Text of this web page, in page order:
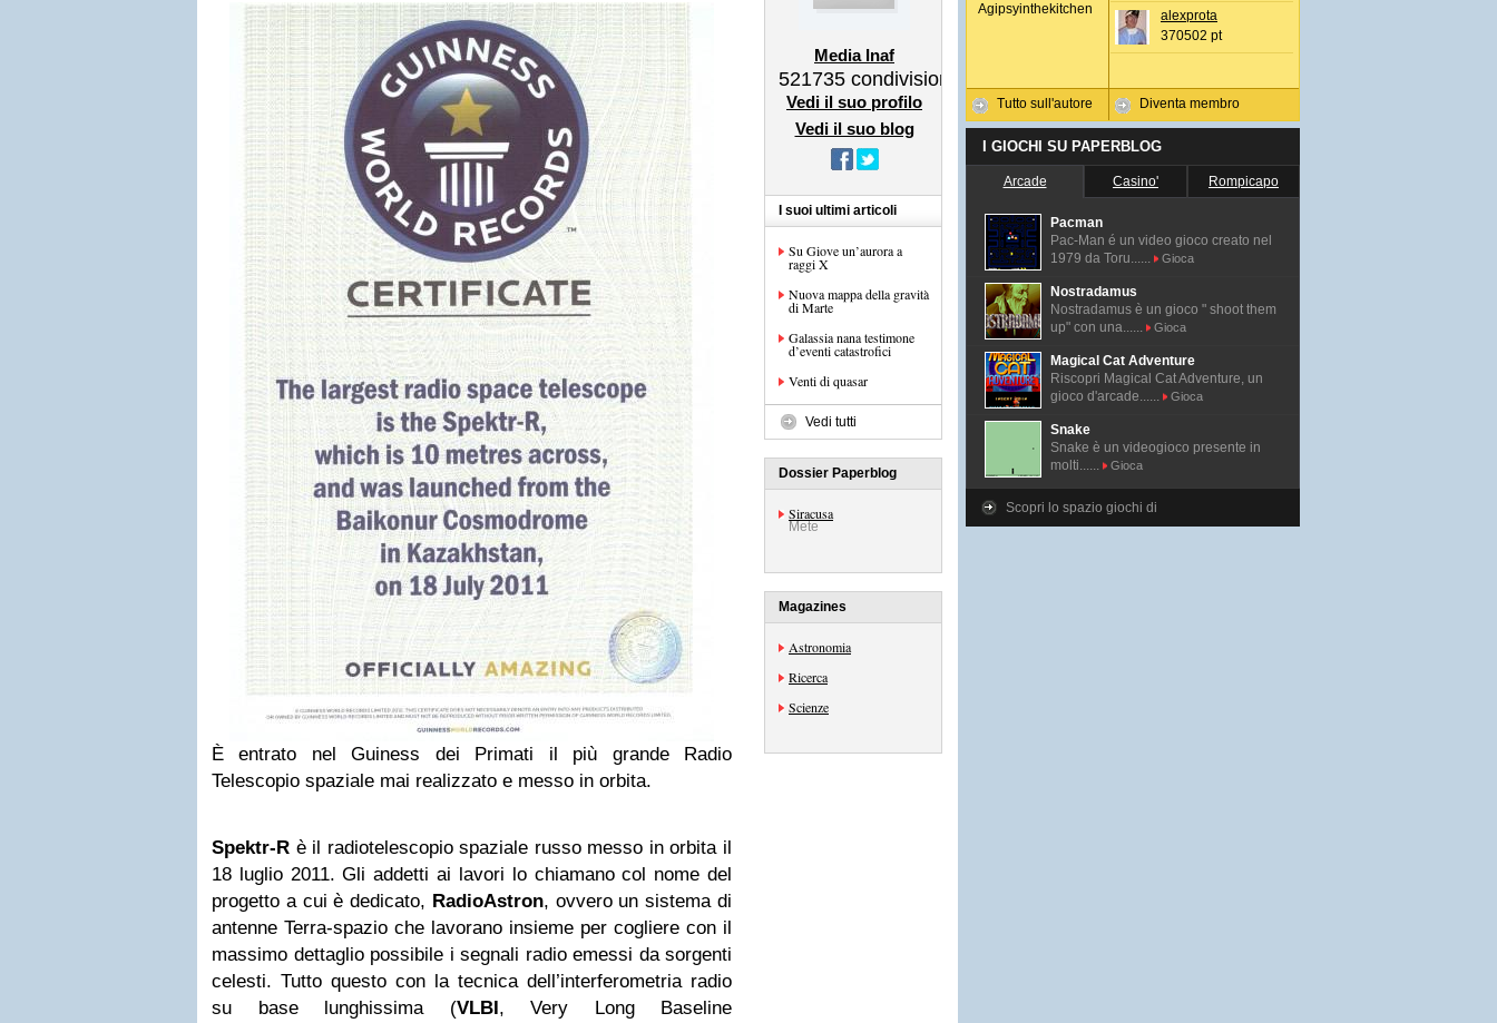
È entrato nel Guiness dei Primati il più grande Radio
Telescopio spaziale mai realizzato e messo in orbita.
Spektr-R è il radiotelescopio spaziale russo messo in orbita il
18 luglio 2011. Gli addetti ai lavori lo chiamano col nome del
progetto a cui è dedicato, RadioAstron, ovvero un sistema di
antenne Terra-spazio che lavorano insieme per cogliere con il
massimo dettaglio possibile i segnali radio emessi da sorgenti
celesti. Tutto questo con la tecnica dell’interferometria radio
su base lunghissima (VLBI, Very Long Baseline
Media Inaf
521735 condivisioni
Vedi il suo profilo
Vedi il suo blog
I suoi ultimi articoli
Su Giove un’aurora a
raggi X
Nuova mappa della gravità
di Marte
Galassia nana testimone
d’eventi catastrofici
Venti di quasar
Vedi tutti
Dossier Paperblog
Siracusa
Mete
Magazines
Astronomia
Ricerca
Scienze
Agipsyinthekitchen
Tutto sull'autore
alexprota
370502 pt
Diventa membro
I GIOCHI SU PAPERBLOG
Arcade Casino' Rompicapo
Pacman
Pac-Man é un video gioco creato nel
1979 da Toru......
Gioca
Nostradamus
Nostradamus è un gioco " shoot them
up" con una......
Gioca
Magical Cat Adventure
Riscopri Magical Cat Adventure, un
gioco d'arcade......
Gioca
Snake
Snake è un videogioco presente in
molti......
Gioca
Scopri lo spazio giochi di